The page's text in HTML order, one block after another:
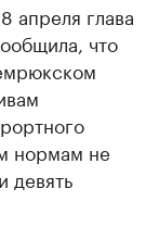
апреля глава
что
нормам не
девять